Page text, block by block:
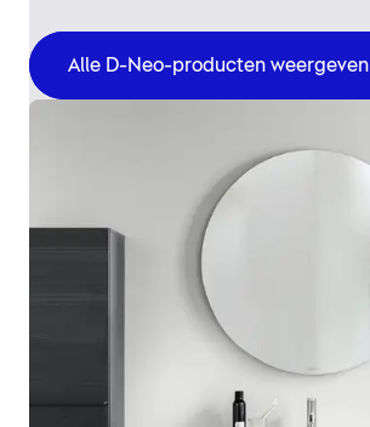
Alle D-Neo-producten weergeven